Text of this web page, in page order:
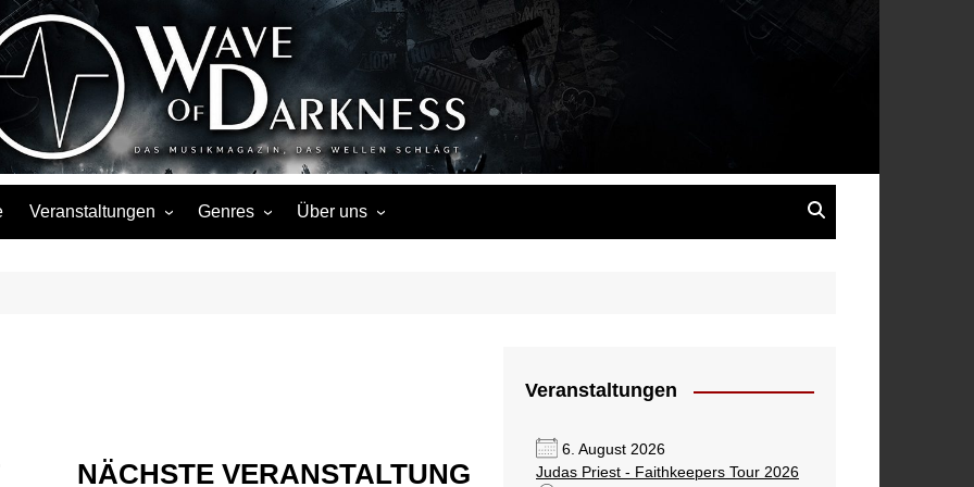
Wave of Darkness
Events, Fotos, Termine, Interviews, Berichte, Musik
Veranstaltungen Genres Über uns
NÄCHSTE VERANSTALTUNG
Veranstaltungen
6. August 2026
Judas Priest - Faithkeepers Tour 2026